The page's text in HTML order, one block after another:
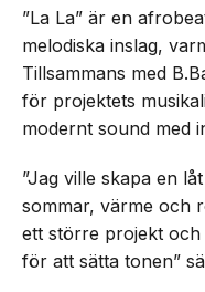
”La La” är en
melodiska inslag,
Tillsammans med
för projektets
modernt sound med
”Jag ville skapa en
sommar, värme och
ett större projekt och
för att sätta tonen”